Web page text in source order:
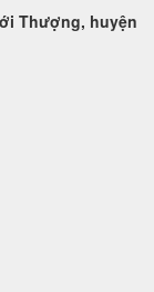
Thượng, huyện